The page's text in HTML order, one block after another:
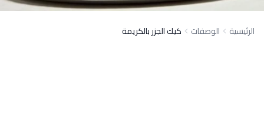
الرئيسية الوصفات كيك الجزر بالكريمة